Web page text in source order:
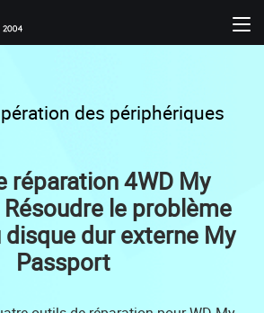
des périphériques
réparation 4WD My
le problème
dur externe My
Passport